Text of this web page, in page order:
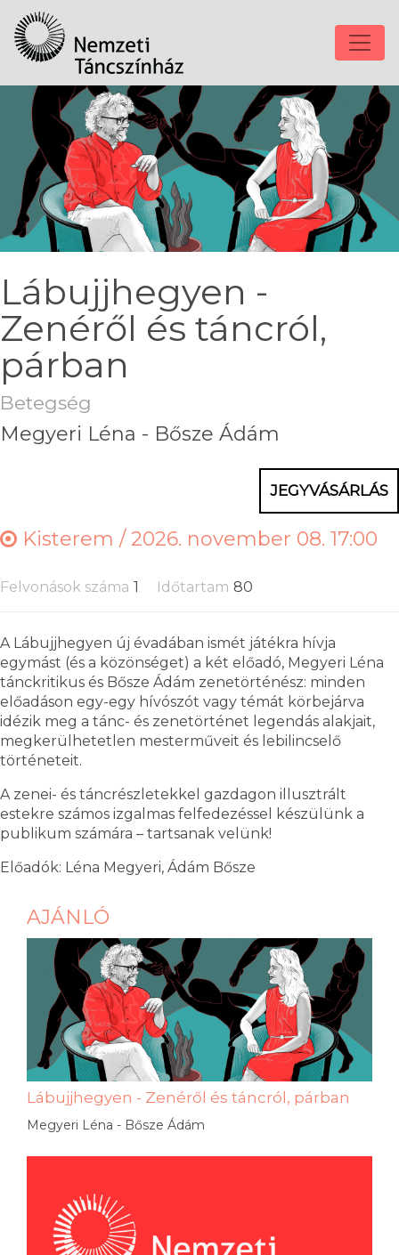
Lábujjhegyen -
Zenéről és táncról,
párban
Betegség
Megyeri Léna - Bősze Ádám
JEGYVÁSÁRLÁS
Kisterem /2026. november 08. 17:00
Felvonások száma 1 Időtartam 80
A Lábujjhegyen új évadában ismét játékra hívja
egymást (és a közönséget) a két előadó, Megyeri Léna
tánckritikus és Bősze Ádám zenetörténész: minden
előadáson egy-egy hívószót vagy témát körbejárva
idézik meg a tánc- és zenetörténet legendás alakjait,
megkerülhetetlen mesterműveit és lebilincselő
történeteit.
A zenei- és táncrészletekkel gazdagon illusztrált
estekre számos izgalmas felfedezéssel készülünk a
publikum számára – tartsanak velünk!
Előadók: Léna Megyeri, Ádám Bősze
AJÁNLÓ
Lábujjhegyen - Zenéről és táncról, párban
Megyeri Léna - Bősze Ádám